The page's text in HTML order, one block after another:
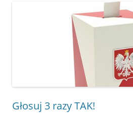
Głosuj 3 razy TAK!